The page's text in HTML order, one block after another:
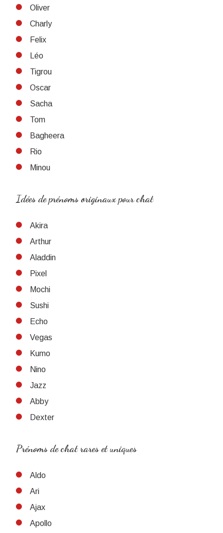
Oliver
Charly
Felix
Léo
Tigrou
Oscar
Sacha
Tom
Bagheera
Rio
Minou
Idées de prénoms originaux pour chat
Akira
Arthur
Aladdin
Pixel
Mochi
Sushi
Echo
Vegas
Kumo
Nino
Jazz
Abby
Dexter
Prénoms de chat rares et uniques
Aldo
Ari
Ajax
Apollo